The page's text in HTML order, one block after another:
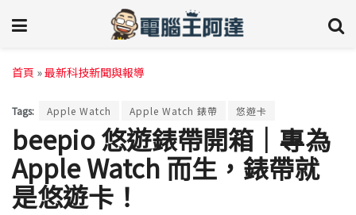
首頁 »最新科技新聞與報導
Tags: Apple Watch Apple Watch 錶帶 悠遊卡
beepio 悠遊錶帶開箱｜專為
Apple Watch 而生，錶帶就
是悠遊卡！